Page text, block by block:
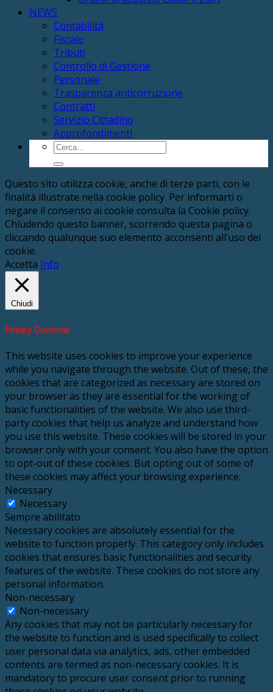
NEWS
Contabilità
Fiscale
Tributi
Controllo di Gestione
Personale
Trasparenza anticorruzione
Contratti
Servizio Cittadino
Approfondimenti
Cerca:
Questo sito utilizza cookie, anche di terze parti, con le
finalità illustrate nella cookie policy. Per informarti o
negare il consenso ai cookie consulta la Cookie policy.
Chiudendo questo banner, scorrendo questa pagina o
cliccando qualunque suo elemento acconsenti all’uso dei
cookie.
Accetta Info
Chiudi
Privacy Overview
This website uses cookies to improve your experience
while you navigate through the website. Out of these, the
cookies that are categorized as necessary are stored on
your browser as they are essential for the working of
basic functionalities of the website. We also use third-
party cookies that help us analyze and understand how
you use this website. These cookies will be stored in your
browser only with your consent. You also have the option
to opt-out of these cookies. But opting out of some of
these cookies may affect your browsing experience.
Necessary
Necessary
Sempre abilitato
Necessary cookies are absolutely essential for the
website to function properly. This category only includes
cookies that ensures basic functionalities and security
features of the website. These cookies do not store any
personal information.
Non-necessary
Non-necessary
Any cookies that may not be particularly necessary for
the website to function and is used specifically to collect
user personal data via analytics, ads, other embedded
contents are termed as non-necessary cookies. It is
mandatory to procure user consent prior to running